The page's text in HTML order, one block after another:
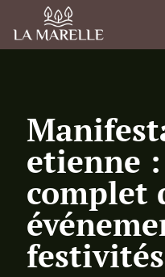
etienne
complet